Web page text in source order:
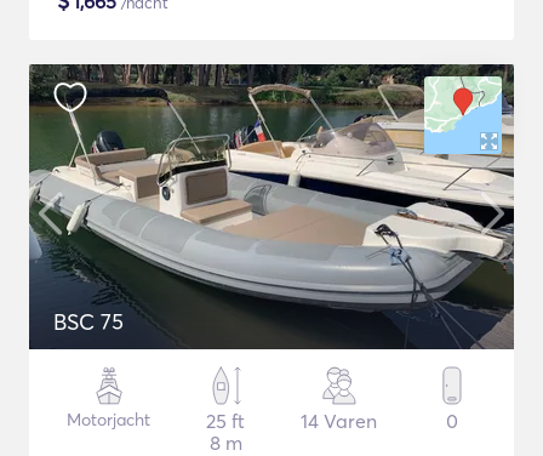
BSC 75
Motorjacht
25 ft
8 m
14 Varen 0